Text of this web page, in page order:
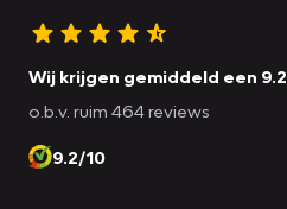
Wij krijgen gemiddeld een 9.2
o.b.v. ruim 464 reviews
9.2/10